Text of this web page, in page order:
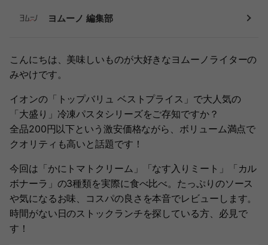
ヨムーノ 編集部
こんにちは、美味しいものが大好きなヨムーノライターの
みやけです。
イオンの「トップバリュ ベストプライス」で大人気の
「大盛り」冷凍パスタシリーズをご存知ですか？
全品200円以下という激安価格ながら、ボリューム満点で
クオリティも高いと話題です！
今回は「かにトマトクリーム」「なす入りミート」「カル
ボナーラ」の3種類を実際に食べ比べ。たっぷりのソース
や気になるお味、コスパの良さを本音でレビューします。
時間がない日のストックランチを探している方、必見で
す！